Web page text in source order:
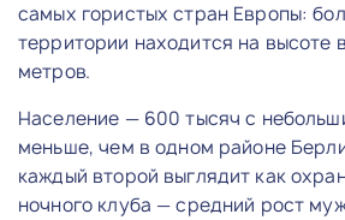
самых гористых стран Европы:
территории находится на высоте
метров.
Население — 600 тысяч с
меньше, чем в одном районе
каждый второй выглядит как
ночного клуба — средний рост